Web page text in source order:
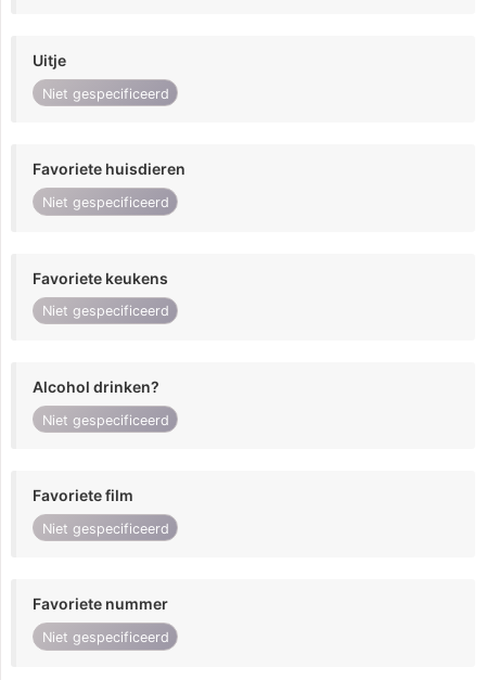
Uitje
Niet gespecificeerd
Favoriete huisdieren
Niet gespecificeerd
Favoriete keukens
Niet gespecificeerd
Alcohol drinken?
Niet gespecificeerd
Favoriete film
Niet gespecificeerd
Favoriete nummer
Niet gespecificeerd